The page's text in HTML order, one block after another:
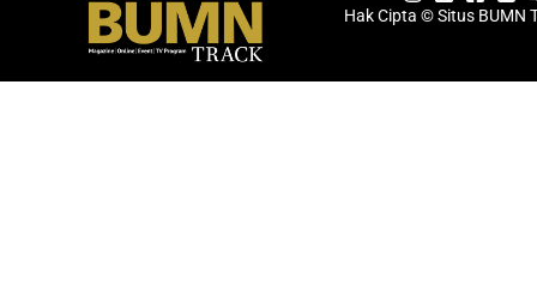
Hak Cipta © Situs BUMN